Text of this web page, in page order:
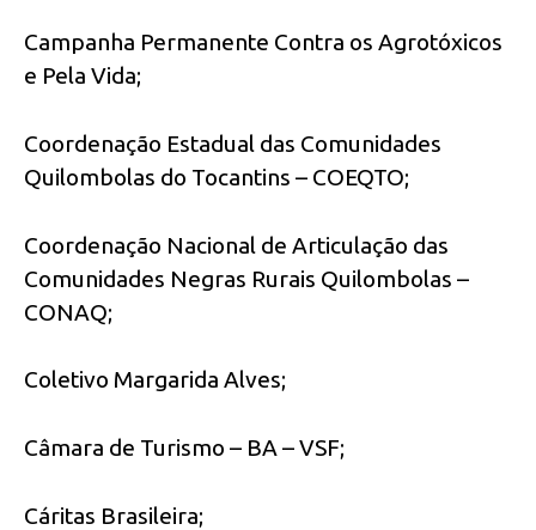
Campanha Permanente Contra os Agrotóxicos
e Pela Vida;
Coordenação Estadual das Comunidades
Quilombolas do Tocantins – COEQTO;
Coordenação Nacional de Articulação das
Comunidades Negras Rurais Quilombolas –
CONAQ;
Coletivo Margarida Alves;
Câmara de Turismo – BA – VSF;
Cáritas Brasileira;